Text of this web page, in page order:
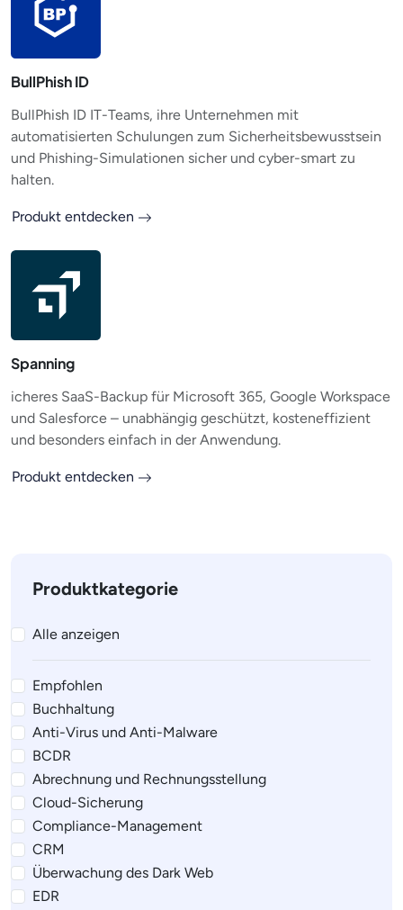
BullPhish ID
BullPhish ID IT-Teams, ihre Unternehmen mit
automatisierten Schulungen zum Sicherheitsbewusstsein
und Phishing-Simulationen sicher und cyber-smart zu
halten.
Produkt entdecken
Spanning
icheres SaaS-Backup für Microsoft 365, Google Workspace
und Salesforce – unabhängig geschützt, kosteneffizient
und besonders einfach in der Anwendung.
Produkt entdecken
Produktkategorie
Alle anzeigen
Empfohlen
Buchhaltung
Anti-Virus und Anti-Malware
BCDR
Abrechnung und Rechnungsstellung
Cloud-Sicherung
Compliance-Management
CRM
Überwachung des Dark Web
EDR